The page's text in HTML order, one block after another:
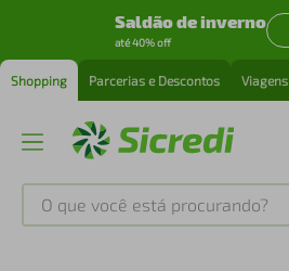
Saldão de inverno
até 40% off
Shopping Parcerias e Descontos Viagens
O que você está procurando?